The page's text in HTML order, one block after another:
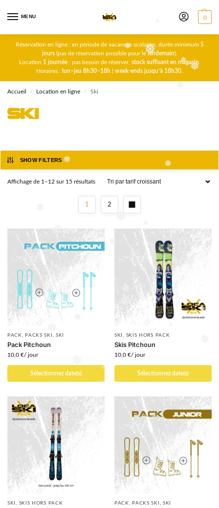
❅
❅
❅
❅
❅
❅
❅
❅
❅
❅
❅
❅
❅
❅
❅
❅
MENU 0
Réservation en ligne : en période de vacances scolaires, durée minimum 5
jours(pas de réservation possible pour lelendemain).
Location 1 journée: pas besoin de réserver, stock suffisant en magasin.
Horaires : lun–jeu 8h30–18h week-ends jusqu’à 18h30.
Accueil / Location en ligne / Ski
Ski
SHOW FILTERS
Affichage de 1–12 sur 15 résultats
1 2
PACK, PACKS SKI , SKI
Pack Pitchoun
10,0 €/ jour
Sélectionnez date(s)
SKI, SKIS HORS PACK
Skis Pitchoun
10,0 €/ jour
Sélectionnez date(s)
SKI, SKIS HORS PACK PACK, PACKS SKI , SKI